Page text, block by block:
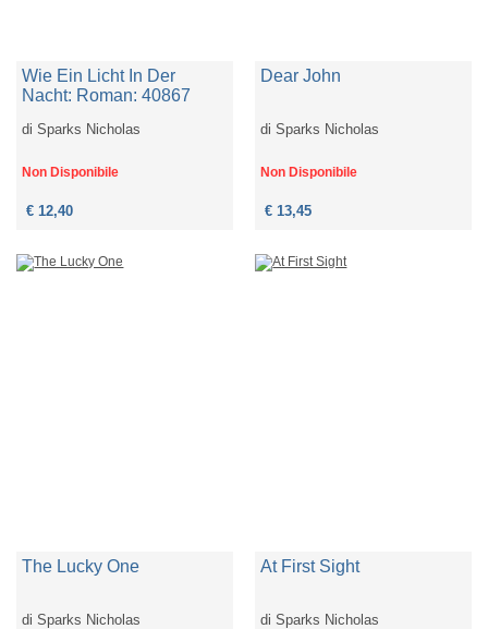
Wie Ein Licht In Der
Nacht: Roman: 40867
diSparks Nicholas
Non Disponibile
€ 12,40
Dear John
diSparks Nicholas
Non Disponibile
€ 13,45
The Lucky One
diSparks Nicholas
At First Sight
diSparks Nicholas